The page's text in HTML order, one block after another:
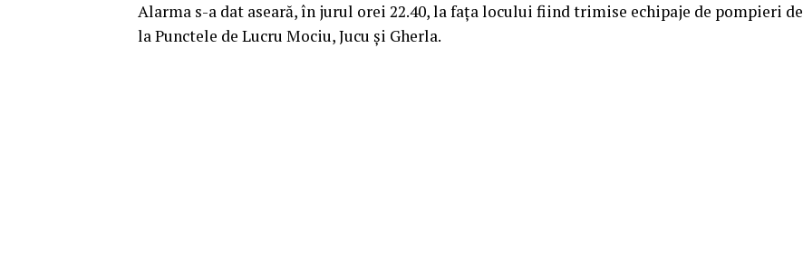
Alarma s-a dat aseară, în jurul orei 22.40, la fața locului fiind trimise echipaje de pompieri de
la Punctele de Lucru Mociu, Jucu și Gherla.